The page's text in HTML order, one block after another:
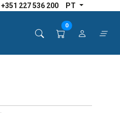
+351 227 536 200 PT
0